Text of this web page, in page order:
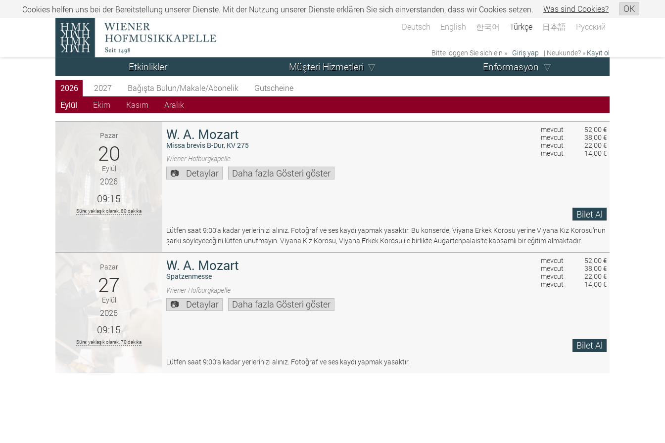
Cookies helfen uns bei der Bereitstellung unserer Dienste. Mit der Nutzung unserer Dienste erklären Sie sich einverstanden, dass wir Cookies setzen. Was sind Cookies? OK
Deutsch English 한국어 Türkçe 日本語 Русский
Bitte loggen Sie sich ein » Giriş yap | Neukunde? » Kayıt ol
Etkinlikler Müşteri Hizmetleri Enformasyon
2026 2027 Bağışta Bulun/Makale/Abonelik
Gutscheine
Eylül
Ekim Kasım Aralık
mevcut
52,00 €
mevcut
38,00 €
mevcut
22,00 €
mevcut
14,00 €
Pazar
20
Eylül
2026
09:15
Süre: yaklaşık olarak. 80 dakika
W. A. Mozart
Missa brevis B-Dur, KV 275
Wiener Hofburgkapelle
Detaylar Daha fazla Gösteri göster
Bilet Al
Lütfen saat 9:00’a kadar yerlerinizi alınız. Fotoğraf ve ses kaydı yapmak yasaktır. Bu konserde, Viyana Erkek Korosu yerine Viyana Kız Korosu’nun
şarkı söyleyeceğini lütfen unutmayın. Viyana Kız Korosu, Viyana Erkek Korosu ile birlikte Augartenpalais’te kapsamlı bir eğitim almaktadır.
mevcut
52,00 €
mevcut
38,00 €
mevcut
22,00 €
mevcut
14,00 €
Pazar
27
Eylül
2026
09:15
Süre: yaklaşık olarak. 70 dakika
W. A. Mozart
Spatzenmesse
Wiener Hofburgkapelle
Detaylar Daha fazla Gösteri göster
Bilet Al
Lütfen saat 9:00’a kadar yerlerinizi alınız. Fotoğraf ve ses kaydı yapmak yasaktır.